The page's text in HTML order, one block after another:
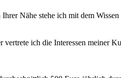
Nähe stehe ich mit dem
ich die Interessen meiner